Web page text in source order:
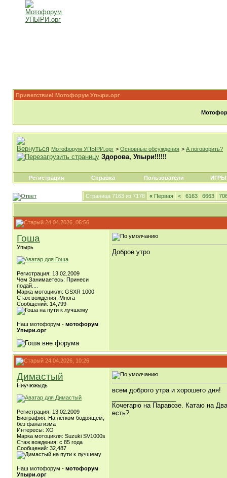
Приветствие! Мотофорум Упыри.орг
Мотофорум УПЫРИ.орг > Основные обсуждения > А поговорить?
Здорова, Упыри!!!!!!
Регистрация Справка Пользователи ИГРЫ
Страница 7163 из 7178 « Первая < 6163 6663
24.04.2026, 06:56
Гоша
Упырь
Регистрация: 13.02.2009
Чем Занимаетесь: Принеси
подай....
Марка мотоцикля: GSXR 1000
Стаж вождения: Многа
Сообщений: 14,799
Наш мотофорум - мотофорум
Упыри.орг
Доброе утро
24.04.2026, 10:26
Димастый
Ниучюжыдь
Регистрация: 13.02.2009
Биография: На лёгком бодрящем,
без фанатизма
Интересы: ХО
Марка мотоцикля: Suzuki SV1000s
Стаж вождения: с 85 года
Сообщений: 32,487
Наш мотофорум - мотофорум
Упыри.орг
всем доброго утра и хорошего дня!
Кочегарю на Паравозе. Катаю на
есть?